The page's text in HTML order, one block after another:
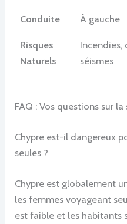
Conduite À gauche
Risques
Naturels
Incendies,
séismes
FAQ : Vos questions sur
Chypre est-il dangereux
seules ?
Chypre est globalement
les femmes voyageant
est faible et les habitants